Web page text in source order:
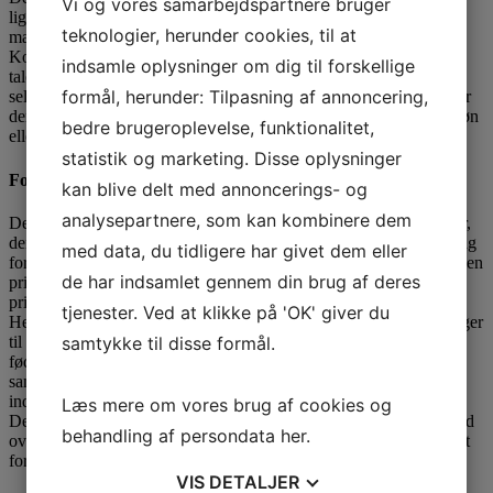
lignende i forbindelse med virksomhedsindehaverens private
mærkedage er en privat udgift.
Konsekvensen heraf er, at udgiften ikke kan fradrages, når der er
tale om en virksomhed, som drives i personligt regi. Afholder et
selskab fx udgiften i anledning af aktionærens runde fødselsdag, er
der betydelig risiko for, at SKAT vil anse udgiften for yderligere løn
eller udbytte til aktionæren.
Forretningsjubilæer kombineret medprivate mærkedage
Det er ikke usædvanligt, at der afholdes blandede sammenkomster,
der både markerer virksomhedens jubilæum og en privat mærkedag
for indehaveren. Her er det afgørende at vurdere, hvorvidt det er den
private mærkedag eller virksomhedens jubilæum, der er den
primære anledning til sammenkomsten.
Herudover skal der være tale om almindeligt anerkendte anledninger
til afholdelse af sammenkomster, og en virksomheds 8 års
fødselsdag eller 12 års jubilæum accepteres derfor næppe som
sammenkomst for virksomheden samtidig med afholdelsen af
indehaverens 60 års fødselsdag.
Det kan dog i nogle tilfælde tillægges betydning, at indehaveren ud
over den blandede sammenkomst afholder en privat sammenkomst
for familie, venner og bekendte.
teknologier, herunder cookies, til at
indsamle oplysninger om dig til forskellige
formål, herunder: Tilpasning af annoncering,
bedre brugeroplevelse, funktionalitet,
statistik og marketing. Disse oplysninger
kan blive delt med annoncerings- og
analysepartnere, som kan kombinere dem
med data, du tidligere har givet dem eller
de har indsamlet gennem din brug af deres
tjenester. Ved at klikke på 'OK' giver du
samtykke til disse formål.
Læs mere om vores brug af cookies og
behandling af persondata her.
VIS DETALJER